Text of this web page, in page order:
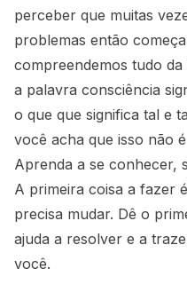
perceber que muitas
problemas então
compreendemos tudo
a palavra consciência
o que que significa tal e
você acha que isso não
Aprenda a se conhecer,
A primeira coisa a fazer
precisa mudar. Dê o
ajuda a resolver e a
você.